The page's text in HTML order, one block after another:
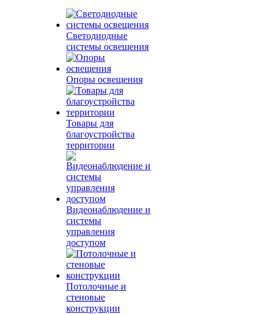
Светодиодные
системы освещения
Опоры освещения
Товары для
благоустройства
территории
Видеонаблюдение и
системы
управления
доступом
Потолочные и
стеновые
конструкции